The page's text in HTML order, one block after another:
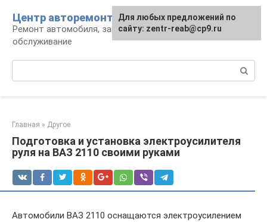
контенту
Центр авторемонта
Ремонт автомобиля, запчасти и
обслуживание
Главная » Другое
Подготовка и установка электроусилителя
руля на ВАЗ 2110 своими руками
Автомобили ВАЗ 2110 оснащаются электроусилением
Для любых предложений по
сайту: zentr-reab@cp9.ru